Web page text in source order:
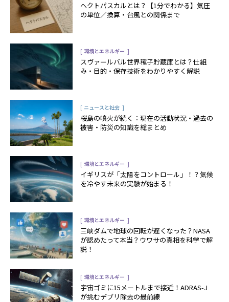
ヘクトパスカルとは？【1分でわかる】気圧
の単位／換算・台風との関係まで
[ 環境とエネルギー ]
スヴァールバル世界種子貯蔵庫とは？仕組
み・目的・保存技術をわかりやすく解説
[ ニュースと社会 ]
桜島の噴火が続く：現在の活動状況・過去の
被害・防災の知識を総まとめ
[ 環境とエネルギー ]
イギリスが「太陽をコントロール」！？気候
を冷やす未来の実験が始まる！
[ 環境とエネルギー ]
三峡ダムで地球の回転が遅くなった？NASA
が認めたって本当？ウワサの真相を科学で解
説！
[ 環境とエネルギー ]
宇宙ゴミに15メートルまで接近！ADRAS-J
が挑むデブリ除去の最前線